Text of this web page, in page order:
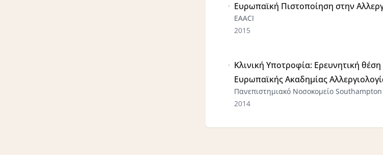
Ευρωπαϊκή Πιστοποίηση στην
EAACI
2015
Κλινική Υποτροφία: Ερευνητική
Ευρωπαϊκής Ακαδημίας
Πανεπιστημιακό Νοσοκομείο
2014